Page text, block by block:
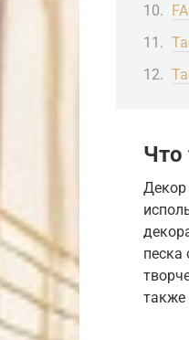
Что
Декор
песка
также